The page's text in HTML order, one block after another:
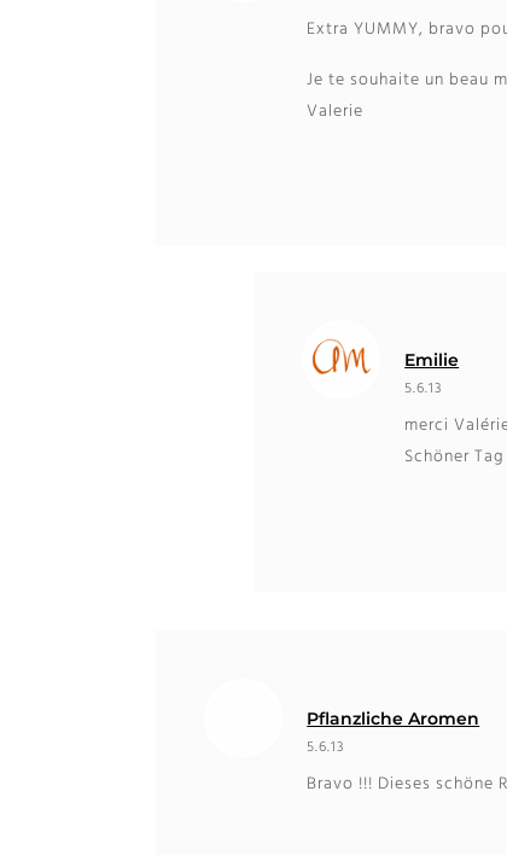
Extra YUMMY, bravo
Je te souhaite un beau
Valerie
Emilie
5.6.13
merci
Schöner
Pflanzliche Aromen
5.6.13
Bravo !!! Dieses